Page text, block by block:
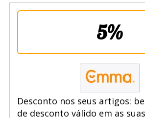
5%
Desconto nos seus artigos:
de desconto válido em as